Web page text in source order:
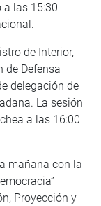
a las 15:30
de Interior,
de Defensa
delegación de
La sesión
a las 16:00
mañana con la
Proyección y